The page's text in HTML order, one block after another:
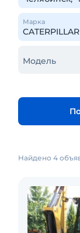
Марка
Модель
Найдено 4